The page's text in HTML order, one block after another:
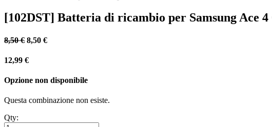
[102DST] Batteria di ricambio per Samsung Ace 4
8,50€ 8,50 €
12,99 €
Opzione non disponibile
Questa combinazione non esiste.
Qty: